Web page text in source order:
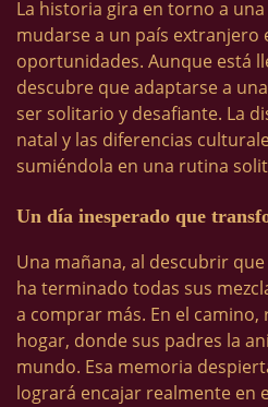
La historia gira en torno a
mudarse a un país extranjero
oportunidades. Aunque está
descubre que adaptarse a
ser solitario y desafiante. La
natal y las diferencias
sumiéndola en una rutina
Un día inesperado que
Una mañana, al descubrir
ha terminado todas sus
a comprar más. En el
hogar, donde sus padres la
mundo. Esa memoria
logrará encajar realmente en